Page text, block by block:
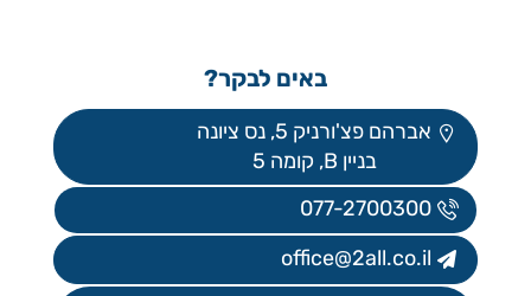
באים לבקר?
אברהם פצ'ורניק 5, נס ציונה
בניין B, קומה 5
077-2700300
office@2all.co.il